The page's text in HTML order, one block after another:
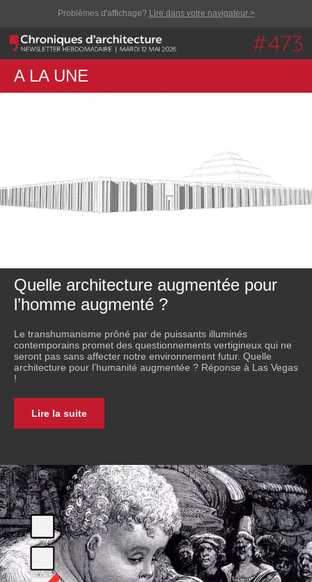
Problèmes d'affichage? Lire dans votre navigateur >
A LA UNE
Quelle architecture augmentée pour
l’homme augmenté ?
Le transhumanisme prôné par de puissants illuminés
contemporains promet des questionnements vertigineux qui ne
seront pas sans affecter notre environnement futur. Quelle
architecture pour l’humanité augmentée ? Réponse à Las Vegas
!
Lire la suite